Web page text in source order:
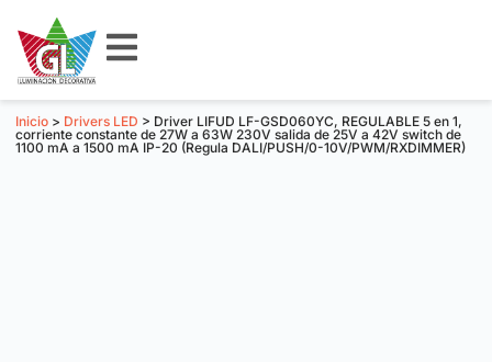
Inicio > Drivers LED > Driver LIFUD LF-GSD060YC, REGULABLE 5 en 1,
corriente constante de 27W a 63W 230V salida de 25V a 42V switch de
1100 mA a 1500 mA IP-20 (Regula DALI/PUSH/0-10V/PWM/RXDIMMER)